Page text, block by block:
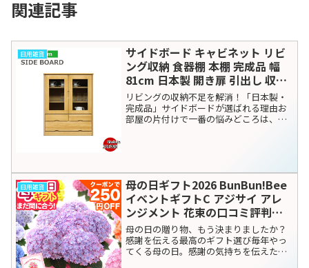
日用雑貨 アフタヌーンティー・リビング